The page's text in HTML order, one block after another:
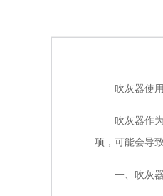
吹灰器使用
吹灰器作为
项，可能会导
一、吹灰器